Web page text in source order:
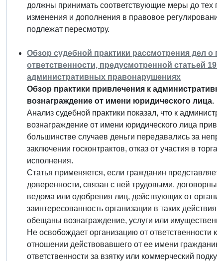
должны принимать соответствующие меры до тех
изменения и дополнения в правовое
подлежат пересмотру.
Обзор судебной практики рассмотрения дел о
ответственности, предусмотренной статьей
административных правонарушениях
Обзор практики привлечения к
вознаграждение от имени юридического лица.
Анализ судебной практики показал, что к
вознаграждение от имени юридического лица
большинстве случаев деньги передавались за
заключении госконтрактов, отказ от участия в
исполнения.
Статья применяется, если гражданин представляет
доверенности, связан с ней трудовыми,
ведома или одобрения лиц, действующих от
заинтересованность организации в таких
обещаны вознаграждение, услуги или
Не освобождает организацию от ответственности
отношении действовавшего от ее имени
ответственности за взятку или коммерческий подкуп.